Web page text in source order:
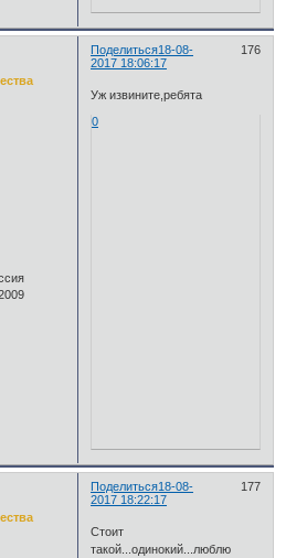
Поделиться 176
18-08-
2017 18:06:17
Уж извините,ребята
0
Поделиться 177
18-08-
2017 18:22:17
Стоит
такой...одинокий...люблю